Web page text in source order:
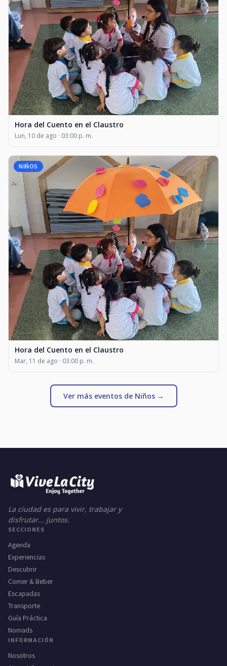
Hora del Cuento en el Claustro
Lun, 10 de ago · 03:00 p. m.
NIÑOS
Hora del Cuento en el Claustro
Mar, 11 de ago · 03:00 p. m.
Ver más eventos de Niños →
La ciudad es para vivir, trabajar y
disfrutar... juntos.
SECCIONES
Agenda
Experiencias
Descubrir
Comer & Beber
Escapadas
Transporte
Guía Práctica
Nomads
INFORMACIÓN
Nosotros